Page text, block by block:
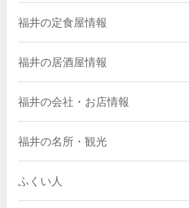
福井の定食屋情報
福井の居酒屋情報
福井の会社・お店情報
福井の名所・観光
ふくい人